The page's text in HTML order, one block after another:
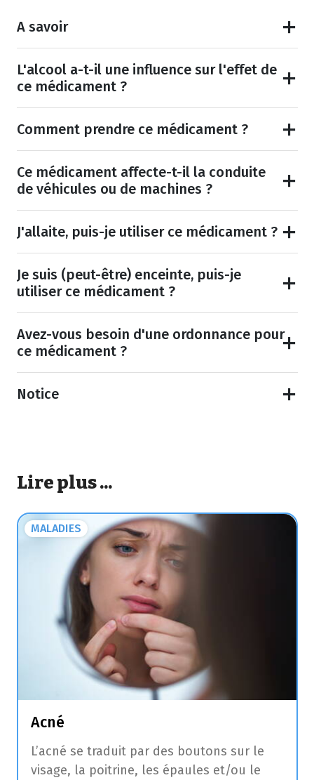
A savoir
L'alcool a-t-il une influence sur l'effet de
ce médicament ?
Comment prendre ce médicament ?
Ce médicament affecte-t-il la conduite
de véhicules ou de machines ?
J'allaite, puis-je utiliser ce médicament ?
Je suis (peut-être) enceinte, puis-je
utiliser ce médicament ?
Avez-vous besoin d'une ordonnance pour
ce médicament ?
Notice
Lire plus ...
MALADIES
Acné
L’acné se traduit par des boutons sur le
visage, la poitrine, les épaules et/ou le